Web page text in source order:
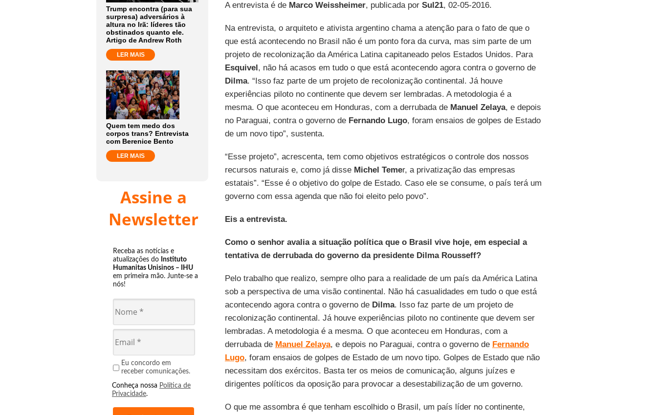
Trump encontra (para sua
surpresa) adversários à
altura no Irã: líderes tão
obstinados quanto ele.
Artigo de Andrew Roth
LER MAIS
Quem tem medo dos
corpos trans? Entrevista
com Berenice Bento
LER MAIS
Assine a
Newsletter
Receba as notícias e
atualizações do Instituto
Humanitas Unisinos – IHU
em primeira mão. Junte-se a
nós!
Eu concordo em
receber comunicações.
Conheça nossa Política de
Privacidade.
A entrevista é de Marco Weissheimer, publicada por Sul21, 02-05-2016.
Na entrevista, o arquiteto e ativista argentino chama a atenção para o fato de que o
que está acontecendo no Brasil não é um ponto fora da curva, mas sim parte de um
projeto de recolonização da América Latina capitaneado pelos Estados Unidos. Para
Esquivel, não há acasos em tudo o que está acontecendo agora contra o governo de
Dilma. “Isso faz parte de um projeto de recolonização continental. Já houve
experiências piloto no continente que devem ser lembradas. A metodologia é a
mesma. O que aconteceu em Honduras, com a derrubada de Manuel Zelaya, e depois
no Paraguai, contra o governo de Fernando Lugo, foram ensaios de golpes de Estado
de um novo tipo”, sustenta.
“Esse projeto”, acrescenta, tem como objetivos estratégicos o controle dos nossos
recursos naturais e, como já disse Michel Temer, a privatização das empresas
estatais”. “Esse é o objetivo do golpe de Estado. Caso ele se consume, o país terá um
governo com essa agenda que não foi eleito pelo povo”.
Eis a entrevista.
Como o senhor avalia a situação política que o Brasil vive hoje, em especial a
tentativa de derrubada do governo da presidente Dilma Rousseff?
Pelo trabalho que realizo, sempre olho para a realidade de um país da América Latina
sob a perspectiva de uma visão continental. Não há casualidades em tudo o que está
acontecendo agora contra o governo de Dilma. Isso faz parte de um projeto de
recolonização continental. Já houve experiências piloto no continente que devem ser
lembradas. A metodologia é a mesma. O que aconteceu em Honduras, com a
derrubada de Manuel Zelaya, e depois no Paraguai, contra o governo de Fernando
Lugo, foram ensaios de golpes de Estado de um novo tipo. Golpes de Estado que não
necessitam dos exércitos. Basta ter os meios de comunicação, alguns juízes e
dirigentes políticos da oposição para provocar a desestabilização de um governo.
O que me assombra é que tenham escolhido o Brasil, um país líder no continente,